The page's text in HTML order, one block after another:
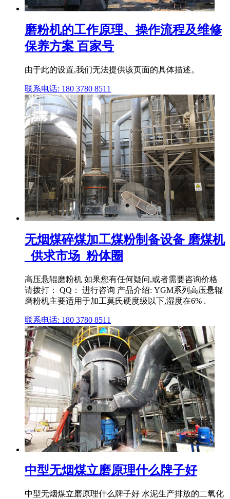
磨粉机的工作原理、操作流程及维修
保养方案 百家号
由于此的设置,我们无法提供该页面的具体描述。
联系电话: 180 3780 8511
无烟煤碎煤加工煤粉制备设备 磨煤机
_供求市场_粉体圈
高压悬辊磨粉机 如果您有任何疑问,或者需要咨询价格
请拨打： QQ： 进行咨询 产品介绍: YGM系列高压悬辊
磨粉机主要适用于加工莫氏硬度级以下,湿度在6% .
联系电话: 180 3780 8511
中型无烟煤立磨原理什么牌子好
中型无烟煤立磨原理什么牌子好 水泥生产排放的二氧化